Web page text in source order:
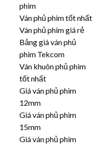
phim
Ván phủ phim tốt nhất
Ván phủ phim giá rẻ
Bảng giá ván phủ
phim Tekcom
Ván khuôn phủ phim
tốt nhất
Giá ván phủ phim
12mm
Giá ván phủ phim
15mm
Giá ván phủ phim